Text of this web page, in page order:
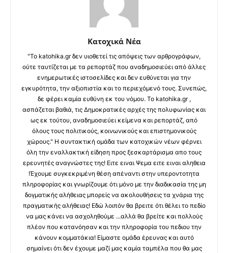
Κατοχικά Νέα
"Το katohika.gr δεν υιοθετεί τις απόψεις των αρθρογράφων,
ούτε ταυτίζεται με τα ρεπορτάζ που αναδημοσιεύει από άλλες
ενημερωτικές ιστοσελίδες και δεν ευθύνεται για την
εγκυρότητα, την αξιοπιστία και το περιεχόμενό τους. Συνεπώς,
δε φέρει καμία ευθύνη εκ του νόμου. Το katohika.gr ,
ασπάζεται βαθιά, τις Δημοκρατικές αρχές της πολυφωνίας και
ως εκ τούτου, αναδημοσιεύει κείμενα και ρεπορτάζ, από
όλους τους πολιτικούς, κοινωνικούς και επιστημονικούς
χώρους." Η συντακτική ομάδα των κατοχικών νέων φέρνει
όλη την εναλλακτική είδηση προς ξεσκαρτάρισμα απο τους
ερευνητές αναγνώστες της! Ειτε ειναι Ψεμα ειτε ειναι αληθεια
!Έχουμε συγκεκριμένη θέση απέναντι στην υπεροντοτητα
πληροφορίας και γνωρίζουμε ότι μόνο με την διαδικασία της μη
δογματικής αλήθειας μπορείς να ακολουθήσεις τα χνάρια της
πραγματικής αλήθειας! Εδώ λοιπόν θα βρειτε ότι θέλει το πεδίο
να μας κάνει να ασχοληθούμε ...αλλά θα βρείτε και πολλούς
πλέον που κατανόησαν και την πληροφορία του πεδιου την
κάνουν κομματάκια! Είμαστε ομάδα έρευνας και αυτό
σημαίνει ότι δεν έχουμε μαζί μας καμία ταμπέλα που θα μας